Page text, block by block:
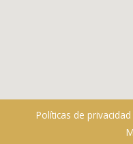
Políticas de privacidad